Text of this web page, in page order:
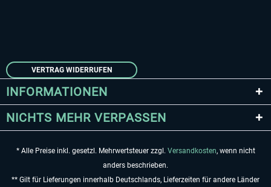
VERTRAG WIDERRUFEN
INFORMATIONEN
NICHTS MEHR VERPASSEN
* Alle Preise inkl. gesetzl. Mehrwertsteuer zzgl. Versandkosten, wenn nicht
anders beschrieben.
** Gilt für Lieferungen innerhalb Deutschlands, Lieferzeiten für andere Länder